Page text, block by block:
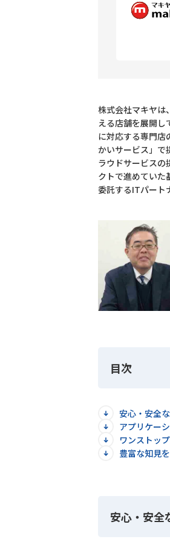
株式会社マキヤは
える店舗を展開し
に対応する専門店
かいサービス」で
ラウドサービスの
クトで進めてい
委託するITパート
目次
安心・安全
アプリケー
ワンストッ
豊富な知見
安心・安全